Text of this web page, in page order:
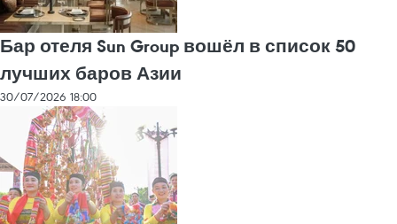
Бар отеля Sun Group вошёл в список 50
лучших баров Азии
30/07/2026 18:00